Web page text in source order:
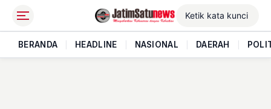
BERANDA HEADLINE NASIONAL DAERAH